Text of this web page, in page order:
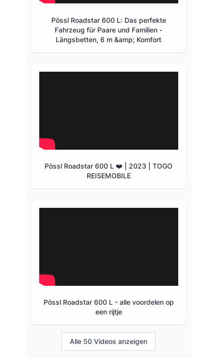
Pössl Roadstar 600 L: Das perfekte
Fahrzeug für Paare und Familien -
Längsbetten, 6 m &amp; Komfort
Pössl Roadstar 600 L ❤️ | 2023 | TOGO
REISEMOBILE
Pössl Roadstar 600 L - alle voordelen op
een rijtje
Alle 50 Videos anzeigen